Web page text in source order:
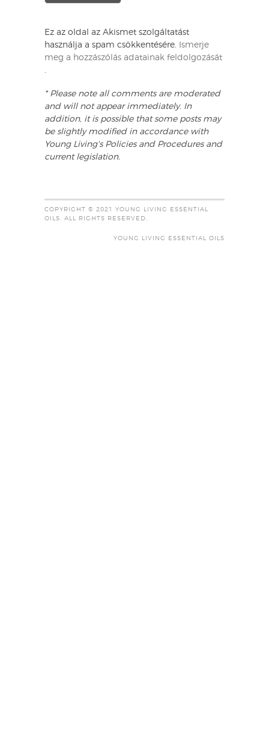
Ez az oldal az Akismet szolgáltatást
használja a spam csökkentésére.
Ismerje
meg a hozzászólás adatainak feldolgozását
.
* Please note all comments are moderated
and will not appear immediately. In
addition, it is possible that some posts may
be slightly modified in accordance with
Young Living's Policies and Procedures and
current legislation.
COPYRIGHT © 2021 YOUNG LIVING ESSENTIAL
OILS. ALL RIGHTS RESERVED.
YOUNG LIVING ESSENTIAL OILS